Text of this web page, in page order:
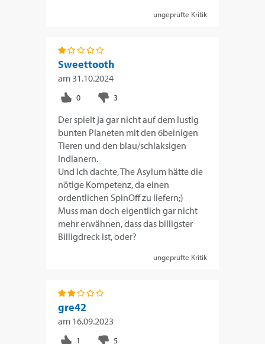
ungeprüfte Kritik
Sweettooth
am 31.10.2024
Der spielt ja gar nicht auf dem lustig
bunten Planeten mit den 6beinigen
Tieren und den blau/schlaksigen
Indianern.
Und ich dachte, The Asylum hätte die
nötige Kompetenz, da einen
ordentlichen SpinOff zu liefern;)
Muss man doch eigentlich gar nicht
mehr erwähnen, dass das billigster
Billigdreck ist, oder?
ungeprüfte Kritik
gre42
am 16.09.2023